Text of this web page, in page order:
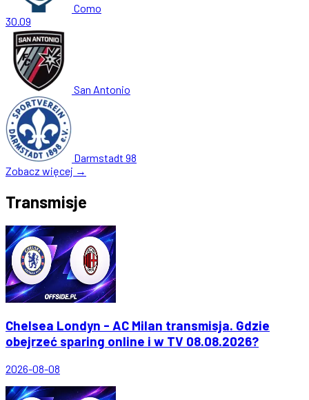
Como
30.09
San Antonio
Darmstadt 98
Zobacz więcej →
Transmisje
Chelsea Londyn - AC Milan transmisja. Gdzie
obejrzeć sparing online i w TV 08.08.2026?
2026-08-08